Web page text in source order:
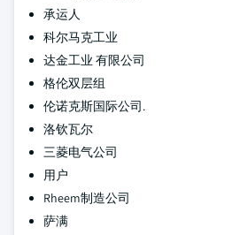
承运人
科尔马克工业
达金工业 有限公司
格伦双层组
伦诺克斯国际公司.
洛钦瓦尔
三菱电气公司
用户
Rheem制造公司
萨满